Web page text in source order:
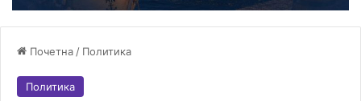
Почетна / Политика
Политика